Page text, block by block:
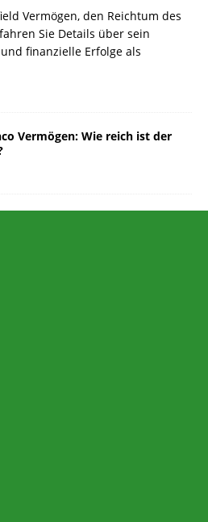
Vermögen, den Reichtum des
Sie Details über sein
finanzielle Erfolge als
Vermögen: Wie reich ist der